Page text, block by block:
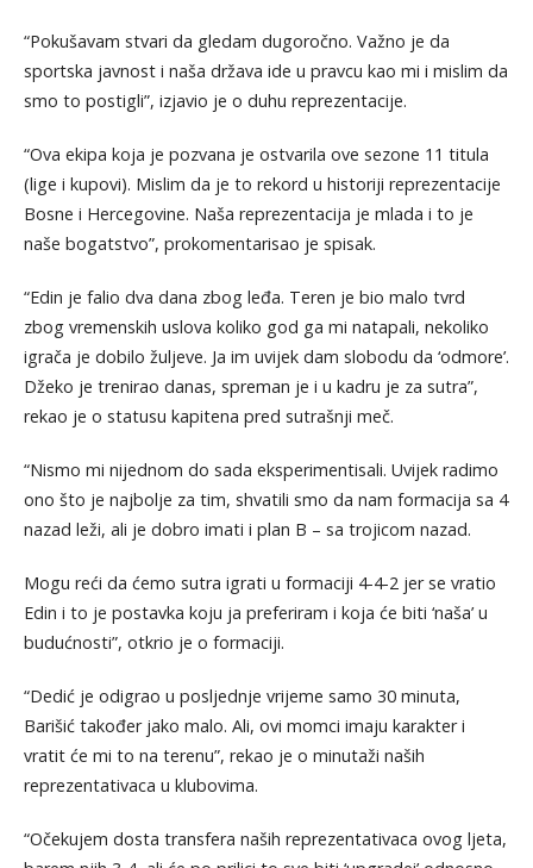
“Pokušavam stvari da gledam dugoročno. Važno je da
sportska javnost i naša država ide u pravcu kao mi i mislim da
smo to postigli”, izjavio je o duhu reprezentacije.
“Ova ekipa koja je pozvana je ostvarila ove sezone 11 titula
(lige i kupovi). Mislim da je to rekord u historiji reprezentacije
Bosne i Hercegovine. Naša reprezentacija je mlada i to je
naše bogatstvo”, prokomentarisao je spisak.
“Edin je falio dva dana zbog leđa. Teren je bio malo tvrd
zbog vremenskih uslova koliko god ga mi natapali, nekoliko
igrača je dobilo žuljeve. Ja im uvijek dam slobodu da ‘odmore’.
Džeko je trenirao danas, spreman je i u kadru je za sutra”,
rekao je o statusu kapitena pred sutrašnji meč.
“Nismo mi nijednom do sada eksperimentisali. Uvijek radimo
ono što je najbolje za tim, shvatili smo da nam formacija sa 4
nazad leži, ali je dobro imati i plan B – sa trojicom nazad.
Mogu reći da ćemo sutra igrati u formaciji 4-4-2 jer se vratio
Edin i to je postavka koju ja preferiram i koja će biti ‘naša’ u
budućnosti”, otkrio je o formaciji.
“Dedić je odigrao u posljednje vrijeme samo 30 minuta,
Barišić također jako malo. Ali, ovi momci imaju karakter i
vratit će mi to na terenu”, rekao je o minutaži naših
reprezentativaca u klubovima.
“Očekujem dosta transfera naših reprezentativaca ovog ljeta,